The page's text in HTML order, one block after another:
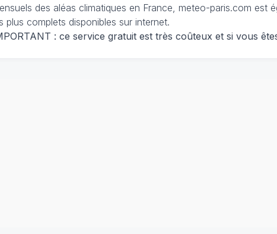
des aléas climatiques en France, meteo-paris.com
plus complets disponibles sur internet.
: ce service gratuit est très coûteux et si vous